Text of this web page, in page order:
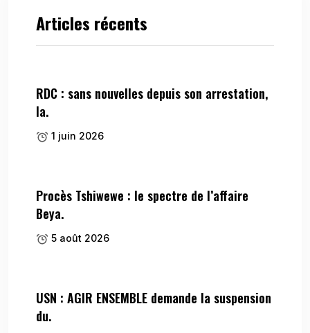
Articles récents
RDC : sans nouvelles depuis son arrestation,
la.
1 juin 2026
Procès Tshiwewe : le spectre de l’affaire
Beya.
5 août 2026
USN : AGIR ENSEMBLE demande la suspension
du.